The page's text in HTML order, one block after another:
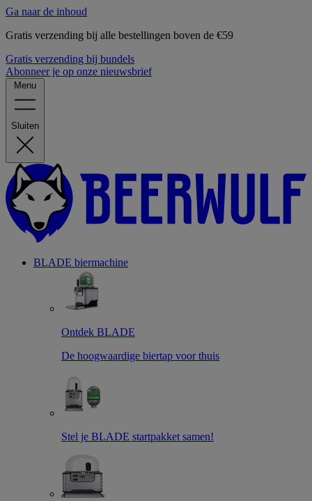
Ga naar de inhoud
Gratis verzending bij alle bestellingen boven de €59
Gratis verzending bij bundels
Abonneer je op onze nieuwsbrief
Menu
Sluiten
BLADE biermachine
Ontdek BLADE
De hoogwaardige biertap voor thuis
Stel je BLADE startpakket samen!